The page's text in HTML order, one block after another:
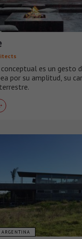
conceptual es un gesto
por su amplitud, su
ARGENTINA